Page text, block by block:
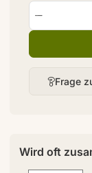
Frage
Wird oft